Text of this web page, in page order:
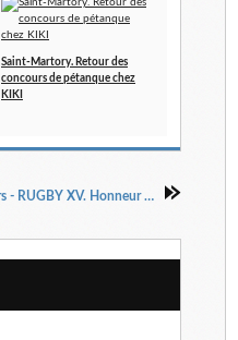
Saint-Martory. Retour des
concours de pétanque chez
KIKI
Rugby XV - Amateurs - RUGBY XV. Honneur Mazères pour entretenir l'espoir